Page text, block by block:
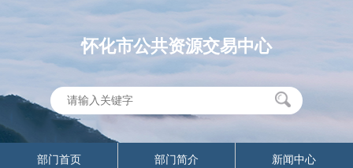
怀化市公共资源交易中心
部门首页 部门简介 新闻中心